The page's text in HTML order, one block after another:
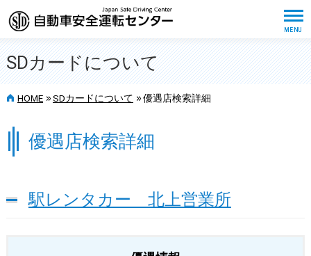
SDカードについて
HOME >> SDカードについて >> 優遇店検索詳細
優遇店検索詳細
駅レンタカー 北上営業所